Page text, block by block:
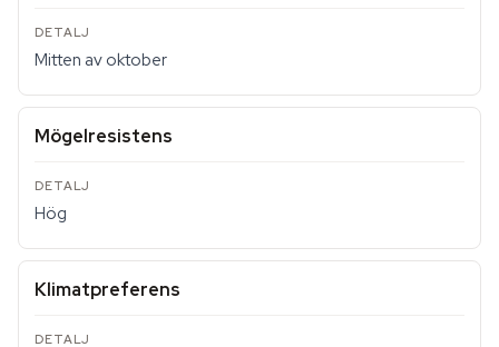
Mitten av oktober
Mögelresistens
Hög
Klimatpreferens